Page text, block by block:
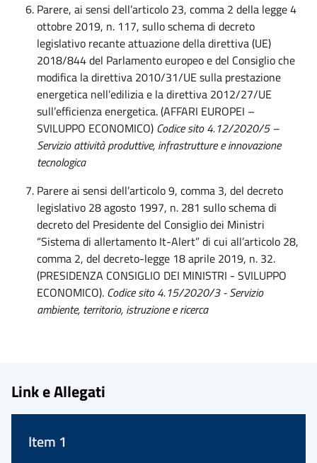
Parere, ai sensi dell’articolo 23, comma 2 della legge 4
ottobre 2019, n. 117, sullo schema di decreto
legislativo recante attuazione della direttiva (UE)
2018/844 del Parlamento europeo e del Consiglio che
modifica la direttiva 2010/31/UE sulla prestazione
energetica nell’edilizia e la direttiva 2012/27/UE
sull’efficienza energetica. (AFFARI EUROPEI –
SVILUPPO ECONOMICO) Codice sito 4.12/2020/5 –
Servizio attività produttive, infrastrutture e innovazione
tecnologica
Parere ai sensi dell’articolo 9, comma 3, del decreto
legislativo 28 agosto 1997, n. 281 sullo schema di
decreto del Presidente del Consiglio dei Ministri
“Sistema di allertamento It-Alert” di cui all’articolo 28,
comma 2, del decreto-legge 18 aprile 2019, n. 32.
(PRESIDENZA CONSIGLIO DEI MINISTRI - SVILUPPO
ECONOMICO). Codice sito 4.15/2020/3 - Servizio
ambiente, territorio, istruzione e ricerca
Link e Allegati
Item 1